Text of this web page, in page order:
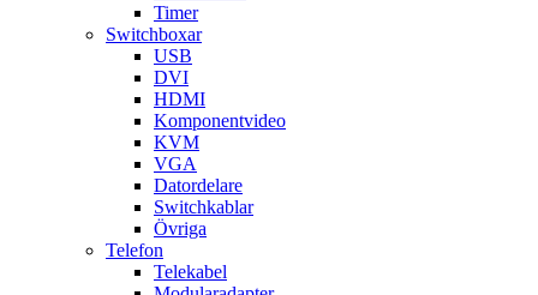
Timer
Switchboxar
USB
DVI
HDMI
Komponentvideo
KVM
VGA
Datordelare
Switchkablar
Övriga
Telefon
Telekabel